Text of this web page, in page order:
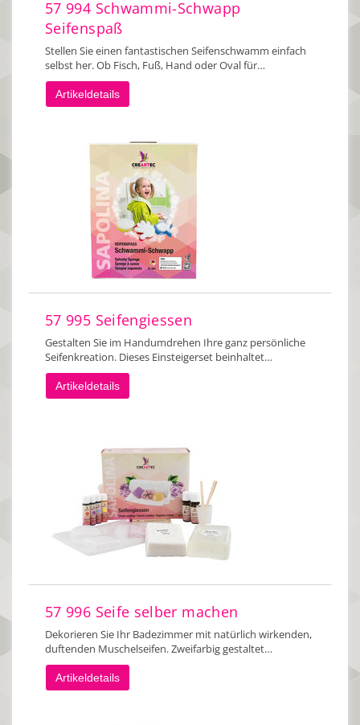
57 994 Schwammi-Schwapp
Seifenspaß
Stellen Sie einen fantastischen Seifenschwamm einfach
selbst her. Ob Fisch, Fuß, Hand oder Oval für…
Artikeldetails
57 995 Seifengiessen
Gestalten Sie im Handumdrehen Ihre ganz persönliche
Seifenkreation. Dieses Einsteigerset beinhaltet…
Artikeldetails
57 996 Seife selber machen
Dekorieren Sie Ihr Badezimmer mit natürlich wirkenden,
duftenden Muschelseifen. Zweifarbig gestaltet…
Artikeldetails